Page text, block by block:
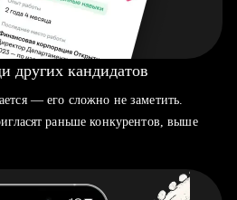
других кандидатов
— его сложно не заметить.
раньше конкурентов, выше